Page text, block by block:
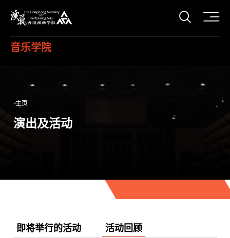
打开
音乐学院
主页
演出及活动
即将举行的活动 活动回顾